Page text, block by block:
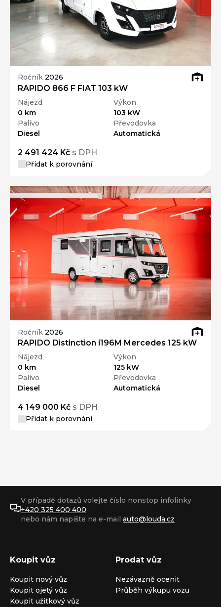
Ročník 2026
RAPIDO 866 F FIAT 103 kW
Nájezd
0 km
Výkon
103 kW
Palivo
Diesel
Převodovka
Automatická
2 491 424 Kč s DPH
Přidat k porovnání
Ročník 2026
RAPIDO Distinction i196M Mercedes 125 kW
Nájezd
0 km
Výkon
125 kW
Palivo
Diesel
Převodovka
Automatická
4 149 000 Kč s DPH
Přidat k porovnání
V případě dotazů volejte číslo nonstop infolinky
+420 325 400 400
nebo nám napište na e-mail auto@louda.cz
Koupit vůz
Koupit nový vůz
Koupit ojetý vůz
Koupit užitkový vůz
Prodat vůz
Nezávazně ocenit
Průběh výkupu vozu